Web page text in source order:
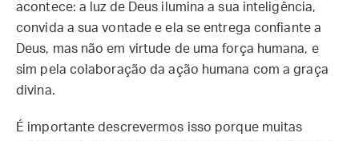
acontece: a luz de Deus ilumina a sua inteligência,
convida a sua vontade e ela se entrega confiante a
Deus, mas não em virtude de uma força humana, e
sim pela colaboração da ação humana com a graça
divina.
É importante descrevermos isso porque muitas